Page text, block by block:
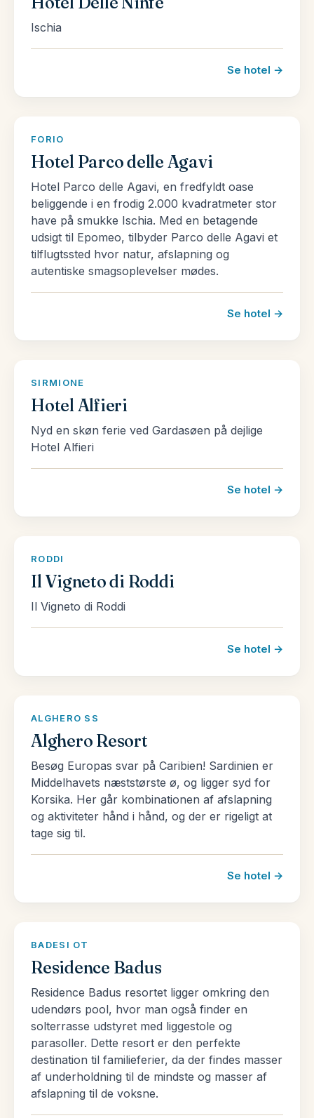
Ischia
Se hotel →
FORIO
Hotel Parco delle Agavi
Hotel Parco delle Agavi, en fredfyldt oase
beliggende i en frodig 2.000 kvadratmeter stor
have på smukke Ischia. Med en betagende
udsigt til Epomeo, tilbyder Parco delle Agavi et
tilflugtssted hvor natur, afslapning og
autentiske smagsoplevelser mødes.
Se hotel →
SIRMIONE
Hotel Alfieri
Nyd en skøn ferie ved Gardasøen på dejlige
Hotel Alfieri
Se hotel →
RODDI
Il Vigneto di Roddi
Il Vigneto di Roddi
Se hotel →
ALGHERO SS
Alghero Resort
Besøg Europas svar på Caribien! Sardinien er
Middelhavets næststørste ø, og ligger syd for
Korsika. Her går kombinationen af afslapning
og aktiviteter hånd i hånd, og der er rigeligt at
tage sig til.
Se hotel →
BADESI OT
Residence Badus
Residence Badus resortet ligger omkring den
udendørs pool, hvor man også finder en
solterrasse udstyret med liggestole og
parasoller. Dette resort er den perfekte
destination til familieferier, da der findes masser
af underholdning til de mindste og masser af
afslapning til de voksne.